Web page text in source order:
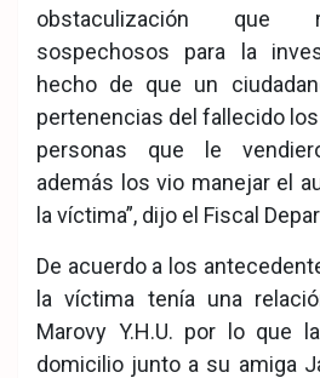
obstaculización que
sospechosos para la
hecho de que un
pertenencias del fallecido
personas que le
además los vio manejar el
la víctima”, dijo el Fiscal
De acuerdo a los
la víctima tenía una
Marovy Y.H.U. por lo que
domicilio junto a su amiga